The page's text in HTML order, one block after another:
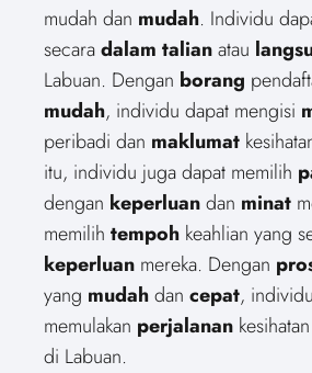
mudah dan mudah. Individu
secaradalam talianatau
Labuan. Dengan borang
mudah, individu dapat mengisi
peribadi dan maklumat
itu, individu juga dapat memilih
dengan keperluandan minat
memilih tempoh keahlian yang
keperluan mereka. Dengan
yang mudahdan cepat,
memulakan perjalanan
di Labuan.